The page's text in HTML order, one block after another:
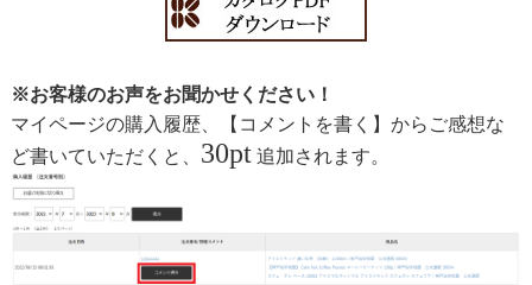
※お客様のお声をお聞かせください！
マイページの購入履歴、【コメントを書く】からご感想な
ど書いていただくと、 30pt追加されます。